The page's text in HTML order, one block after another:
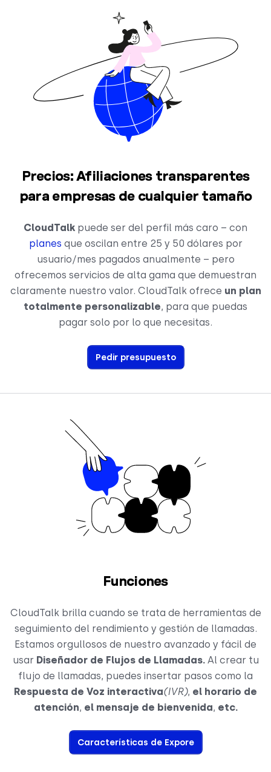
Precios: Afiliaciones transparentes
para empresas de cualquier tamaño
CloudTalk puede ser del perfil más caro – con
planes que oscilan entre 25 y 50 dólares por
usuario/mes pagados anualmente – pero
ofrecemos servicios de alta gama que demuestran
claramente nuestro valor. CloudTalk ofrece un plan
totalmente personalizable, para que puedas
pagar solo por lo que necesitas.
Pedir presupuesto
Funciones
CloudTalk brilla cuando se trata de herramientas de
seguimiento del rendimiento y gestión de llamadas.
Estamos orgullosos de nuestro avanzado y fácil de
usar Diseñador de Flujos de Llamadas.Al crear tu
flujo de llamadas, puedes insertar pasos como la
Respuesta de Voz interactiva(IVR), el horario de
atención, el mensaje de bienvenida, etc.
Características de Expore